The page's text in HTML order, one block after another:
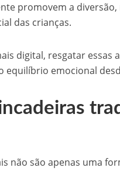
promovem a
das crianças.
digital, resgatar
equilíbrio emocional
não são apenas uma